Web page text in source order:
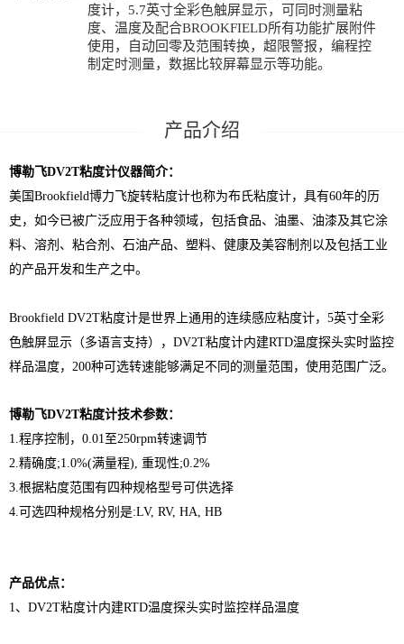
度计，5.7英寸全彩色触屏显示，可同时测量粘
度、温度及配合BROOKFIELD所有功能扩展附件
使用，自动回零及范围转换，超限警报，编程控
制定时测量，数据比较屏幕显示等功能。
博勒飞DV2T粘度计仪器简介：
美国Brookfield博力飞旋转粘度计也称为布氏粘度计，具有60年的历
史，如今已被广泛应用于各种领域，包括食品、油墨、油漆及其它涂
料、溶剂、粘合剂、石油产品、塑料、健康及美容制剂以及包括工业
的产品开发和生产之中。
Brookfield DV2T粘度计是世界上通用的连续感应粘度计，5英寸全彩
色触屏显示（多语言支持），DV2T粘度计内建RTD温度探头实时监控
样品温度，200种可选转速能够满足不同的测量范围，使用范围广泛。
博勒飞DV2T粘度计​技术参数：
1.程序控制，0.01至250rpm转速调节
2.精确度;1.0%(满量程), 重现性;0.2%
3.根据粘度范围有四种规格型号可供选择
4.可选四种规格分别是:LV, RV, HA, HB
产品优点：
1、DV2T粘度计内建RTD温度探头实时监控样品温度